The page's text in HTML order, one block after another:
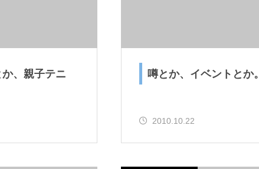
、親子テニ
噂とか、イベントとか。
2010.10.22